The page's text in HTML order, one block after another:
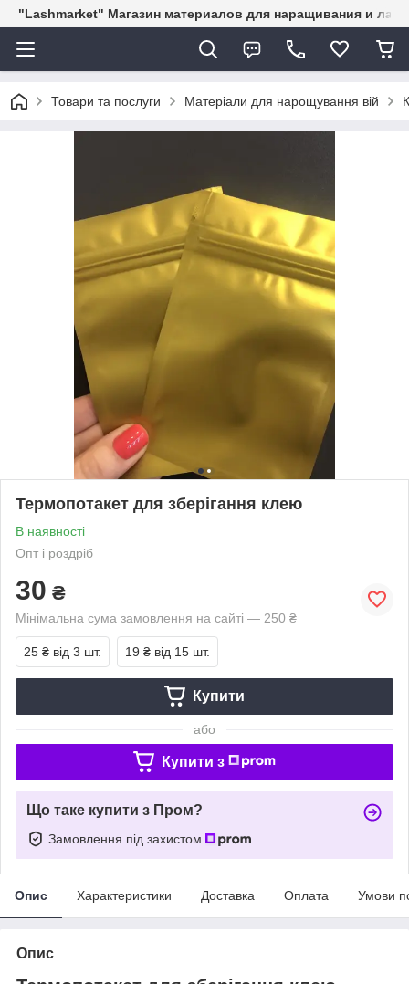
"Lashmarket" Магазин материалов для наращивания и
Товари та послуги Матеріали для нарощування вій
Термопотакет для зберігання клею
В наявності
Опт і роздріб
30 ₴
Мінімальна сума замовлення на сайті — 250 ₴
25 ₴ від 3 шт. 19 ₴ від 15 шт.
Купити
або
Купити з
Що таке купити з Пром?
Замовлення під захистом
Опис Характеристики Доставка Оплата Умови
Опис